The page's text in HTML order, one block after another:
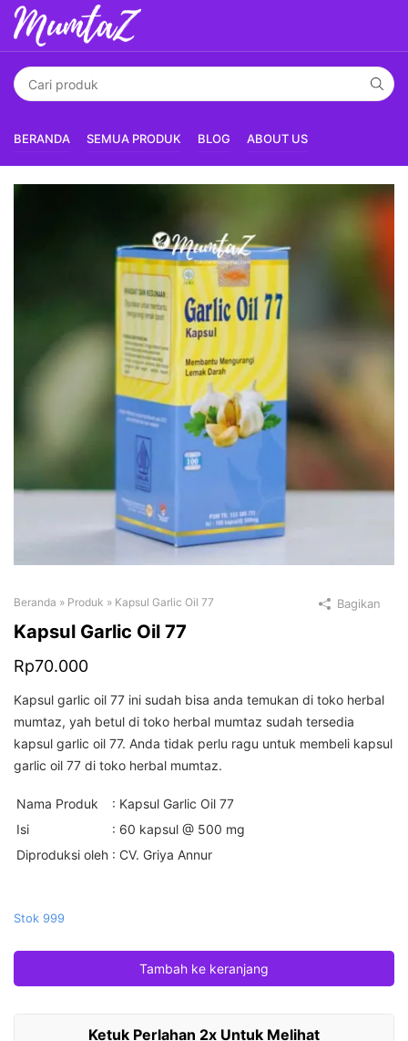
BERANDA SEMUA PRODUK BLOG ABOUT US
Beranda » Produk » Kapsul Garlic Oil 77
Kapsul Garlic Oil 77
Rp70.000
Kapsul garlic oil 77 ini sudah bisa anda temukan di toko herbal
mumtaz, yah betul di toko herbal mumtaz sudah tersedia
kapsul garlic oil 77. Anda tidak perlu ragu untuk membeli kapsul
garlic oil 77 di toko herbal mumtaz.
Nama Produk
: Kapsul Garlic Oil 77
Isi
: 60 kapsul @ 500 mg
Diproduksi oleh : CV. Griya Annur
Stok 999
Tambah ke keranjang
Bagikan